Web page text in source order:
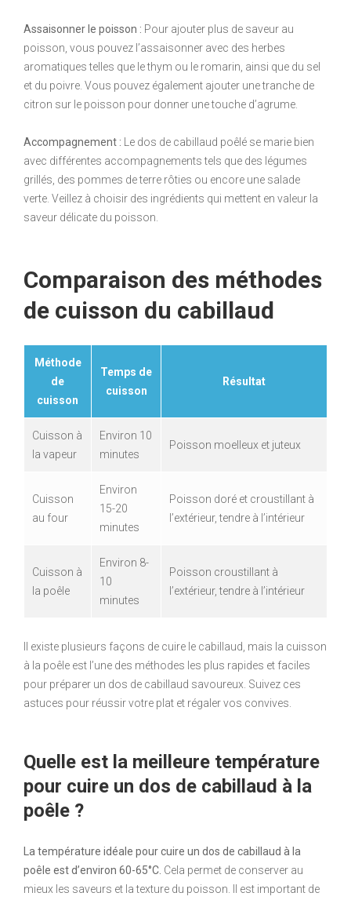
Assaisonner le poisson : Pour ajouter plus de saveur au
poisson, vous pouvez l’assaisonner avec des herbes
aromatiques telles que le thym ou le romarin, ainsi que du sel
et du poivre. Vous pouvez également ajouter une tranche de
citron sur le poisson pour donner une touche d’agrume.
Accompagnement : Le dos de cabillaud poêlé se marie bien
avec différentes accompagnements tels que des légumes
grillés, des pommes de terre rôties ou encore une salade
verte. Veillez à choisir des ingrédients qui mettent en valeur la
saveur délicate du poisson.
Comparaison des méthodes
de cuisson du cabillaud
Méthode
de
cuisson
Temps de
cuisson
Résultat
Cuisson à
la vapeur
Environ 10
minutes
Poisson moelleux et juteux
Cuisson
au four
Environ
15-20
minutes
Poisson doré et croustillant à
l’extérieur, tendre à l’intérieur
Cuisson à
la poêle
Environ 8-
10
minutes
Poisson croustillant à
l’extérieur, tendre à l’intérieur
Il existe plusieurs façons de cuire le cabillaud, mais la cuisson
à la poêle est l’une des méthodes les plus rapides et faciles
pour préparer un dos de cabillaud savoureux. Suivez ces
astuces pour réussir votre plat et régaler vos convives.
Quelle est la meilleure température
pour cuire un dos de cabillaud à la
poêle ?
La température idéale pour cuire un dos de cabillaud à la
poêle est d’environ 60-65°C. Cela permet de conserver au
mieux les saveurs et la texture du poisson. Il est important de